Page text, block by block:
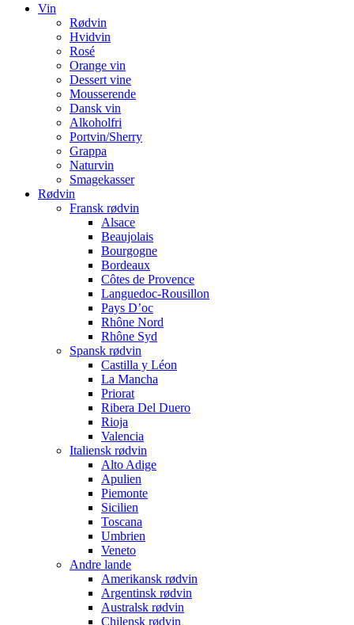
Vin
Rødvin
Hvidvin
Rosé
Orange vin
Dessert vine
Mousserende
Dansk vin
Alkoholfri
Portvin/Sherry
Grappa
Naturvin
Smagekasser
Rødvin
Fransk rødvin
Alsace
Beaujolais
Bourgogne
Bordeaux
Côtes de Provence
Languedoc-Rousillon
Pays D’oc
Rhône Nord
Rhône Syd
Spansk rødvin
Castilla y Léon
La Mancha
Priorat
Ribera Del Duero
Rioja
Valencia
Italiensk rødvin
Alto Adige
Apulien
Piemonte
Sicilien
Toscana
Umbrien
Veneto
Andre lande
Amerikansk rødvin
Argentinsk rødvin
Australsk rødvin
Chilensk rødvin